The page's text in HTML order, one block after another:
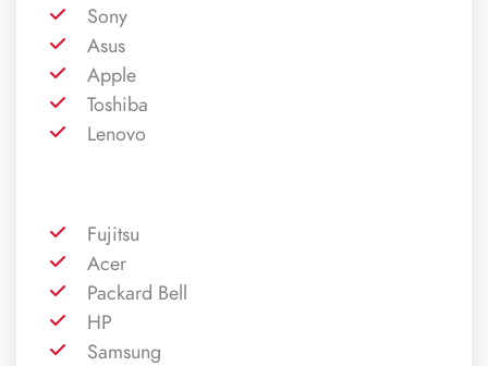
Sony
Asus
Apple
Toshiba
Lenovo
Fujitsu
Acer
Packard Bell
HP
Samsung